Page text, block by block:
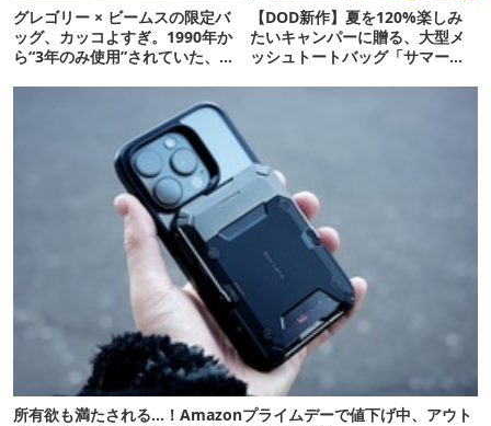
グレゴリー × ビームスの限定バ
ッグ、カッコよすぎ。1990年か
ら“3年のみ使用”されていた、紫
【DOD新作】夏を120%楽しみ
たいキャンパーに贈る、大型メ
ッシュトートバッグ「サマータ
所有欲も満たされる…！Amazonプライムデーで値下げ中、アウト